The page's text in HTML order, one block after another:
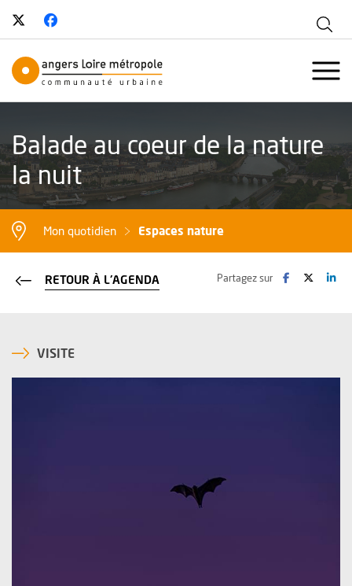
Suivez-nous sur Twitter
, Ouvre une nouvelle fenêtre
Angers Loire Métropole -
Balade au coeur de la nature
la nuit
Mon quotidien Espaces nature
Partagez sur Facebook
, Ouvre une
Twitter
, ,
RETOUR À L'AGENDA
VISITE